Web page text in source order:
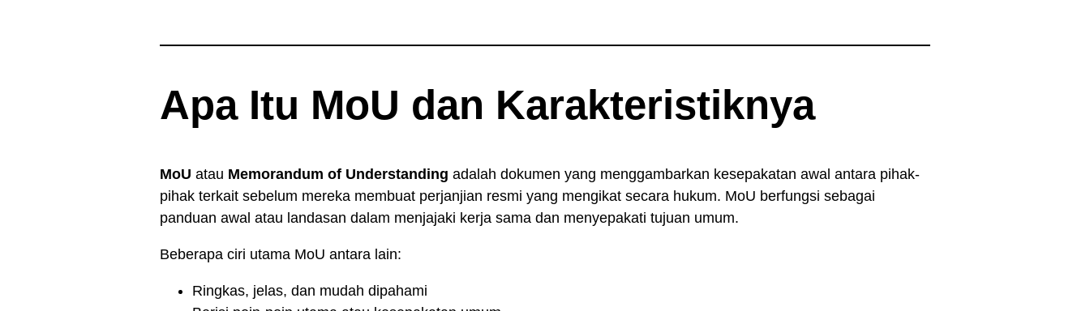
Apa Itu MoU dan Karakteristiknya
MoU atau Memorandum of Understanding adalah dokumen yang menggambarkan kesepakatan awal antara pihak-
pihak terkait sebelum mereka membuat perjanjian resmi yang mengikat secara hukum. MoU berfungsi sebagai
panduan awal atau landasan dalam menjajaki kerja sama dan menyepakati tujuan umum.
Beberapa ciri utama MoU antara lain:
Ringkas, jelas, dan mudah dipahami